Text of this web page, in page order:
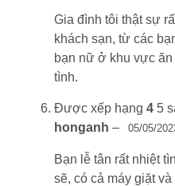
Gia đình tôi thật sự
khách sạn, từ các
bạn nữ ở khu vực
tình.
Được xếp hạng 4 5
honganh – 05/05/
Bạn lễ tân rất nhiệt
sẽ, có cả máy giặt